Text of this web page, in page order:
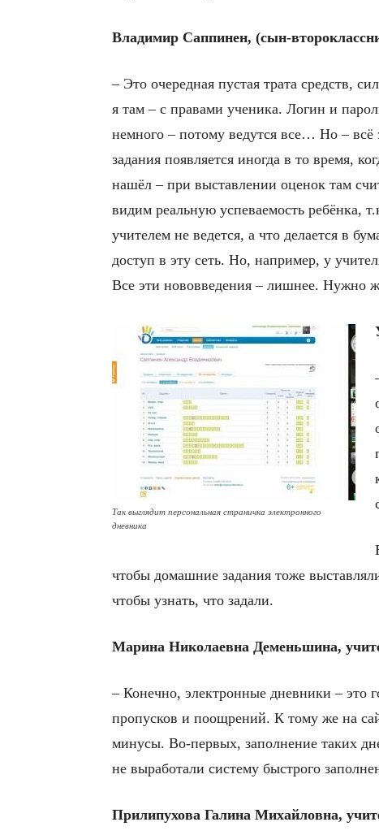
Владимир Саппинен, (сын-
– Это очередная пустая трата
я там – с правами ученика. Логин и
немного – потому ведутся все… Но –
задания появляется иногда в то время,
нашёл – при выставлении оценок там
видим реальную успеваемость ребёнка,
учителем не ведется, а что делается в
доступ в эту сеть. Но, например, у
Все эти нововведения – лишнее. Нужно
Так выглядит персональная страничка электронного
дневника
чтобы домашние задания тоже
чтобы узнать, что задали.
Марина Николаевна Деменьшина,
– Конечно, электронные дневники – это
пропусков и поощрений. К тому же на
минусы. Во-первых, заполнение таких
не выработали систему быстрого
Прилипухова Галина Михайловна,